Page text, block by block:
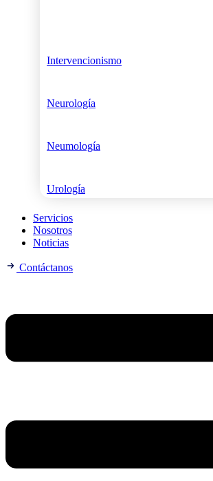
Intervencionismo
Neurología
Neumología
Urología
Servicios
Nosotros
Noticias
Contáctanos